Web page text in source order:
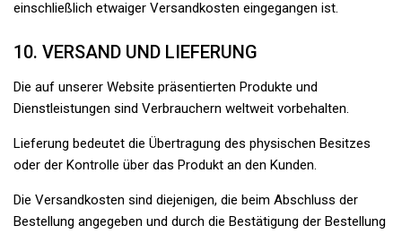
einschließlich etwaiger Versandkosten eingegangen ist.
10. VERSAND UND LIEFERUNG
Die auf unserer Website präsentierten Produkte und
Dienstleistungen sind Verbrauchern weltweit vorbehalten.
Lieferung bedeutet die Übertragung des physischen Besitzes
oder der Kontrolle über das Produkt an den Kunden.
Die Versandkosten sind diejenigen, die beim Abschluss der
Bestellung angegeben und durch die Bestätigung der Bestellung